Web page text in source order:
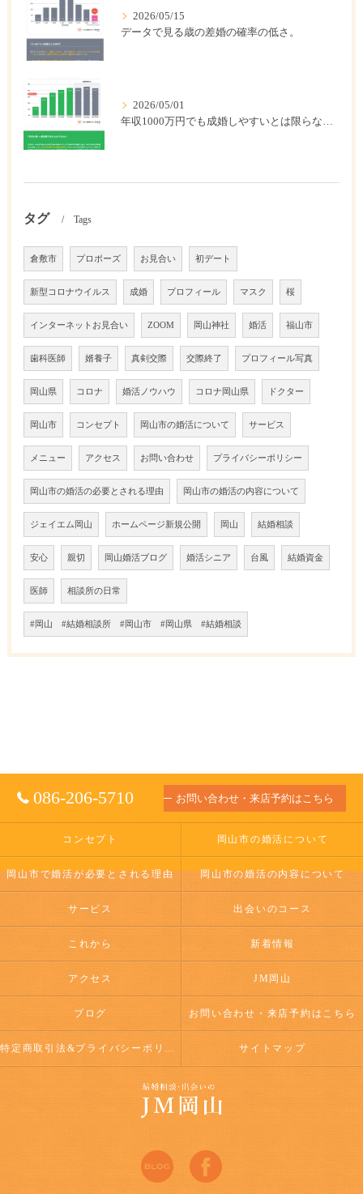
2026/05/15
データで見る歳の差婚の確率の低さ。
2026/05/01
年収1000万円でも成婚しやすいとは限らない? 「年収帯別の成婚率」のリアル
タグ Tags
倉敷市 プロポーズ お見合い 初デート
新型コロナウイルス 成婚 プロフィール マスク 桜
インターネットお見合い ZOOM 岡山神社 婚活 福山市
歯科医師 婿養子 真剣交際 交際終了 プロフィール写真
岡山県 コロナ 婚活ノウハウ コロナ岡山県 ドクター
岡山市 コンセプト 岡山市の婚活について サービス
メニュー アクセス お問い合わせ プライバシーポリシー
岡山市の婚活の必要とされる理由 岡山市の婚活の内容について
ジェイエム岡山 ホームページ新規公開 岡山 結婚相談
安心 親切 岡山婚活ブログ 婚活シニア 台風 結婚資金
医師 相談所の日常
#岡山 #結婚相談所 #岡山市 #岡山県 #結婚相談
086-206-5710 お問い合わせ・来店予約はこちら
コンセプト 岡山市の婚活について
岡山市で婚活が必要とされる理由 岡山市の婚活の内容について
サービス 出会いのコース
これから 新着情報
アクセス JM岡山
ブログ お問い合わせ・来店予約はこちら
特定商取引法&プライバシーポリシー サイトマップ